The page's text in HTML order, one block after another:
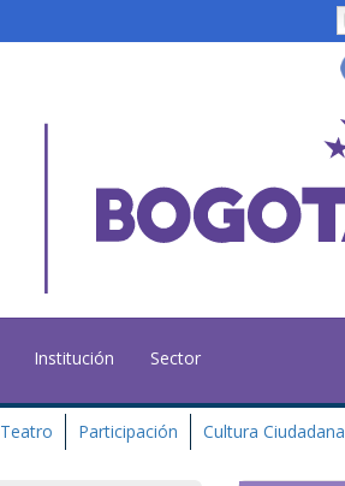
Institución Sector
Teatro Participación Cultura Ciudadana